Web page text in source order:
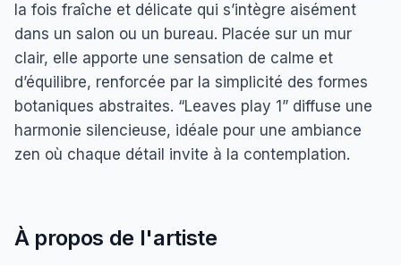
la fois fraîche et délicate qui s’intègre aisément
dans un salon ou un bureau. Placée sur un mur
clair, elle apporte une sensation de calme et
d’équilibre, renforcée par la simplicité des formes
botaniques abstraites. “Leaves play 1” diffuse une
harmonie silencieuse, idéale pour une ambiance
zen où chaque détail invite à la contemplation.
À propos de l'artiste